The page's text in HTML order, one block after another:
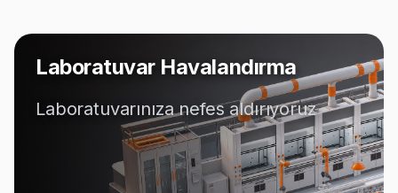
Laboratuvar Havalandırma
Laboratuvarınıza nefes aldırıyoruz